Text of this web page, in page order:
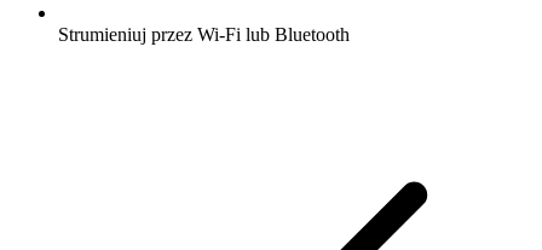
Strumieniuj przez Wi-Fi lub Bluetooth